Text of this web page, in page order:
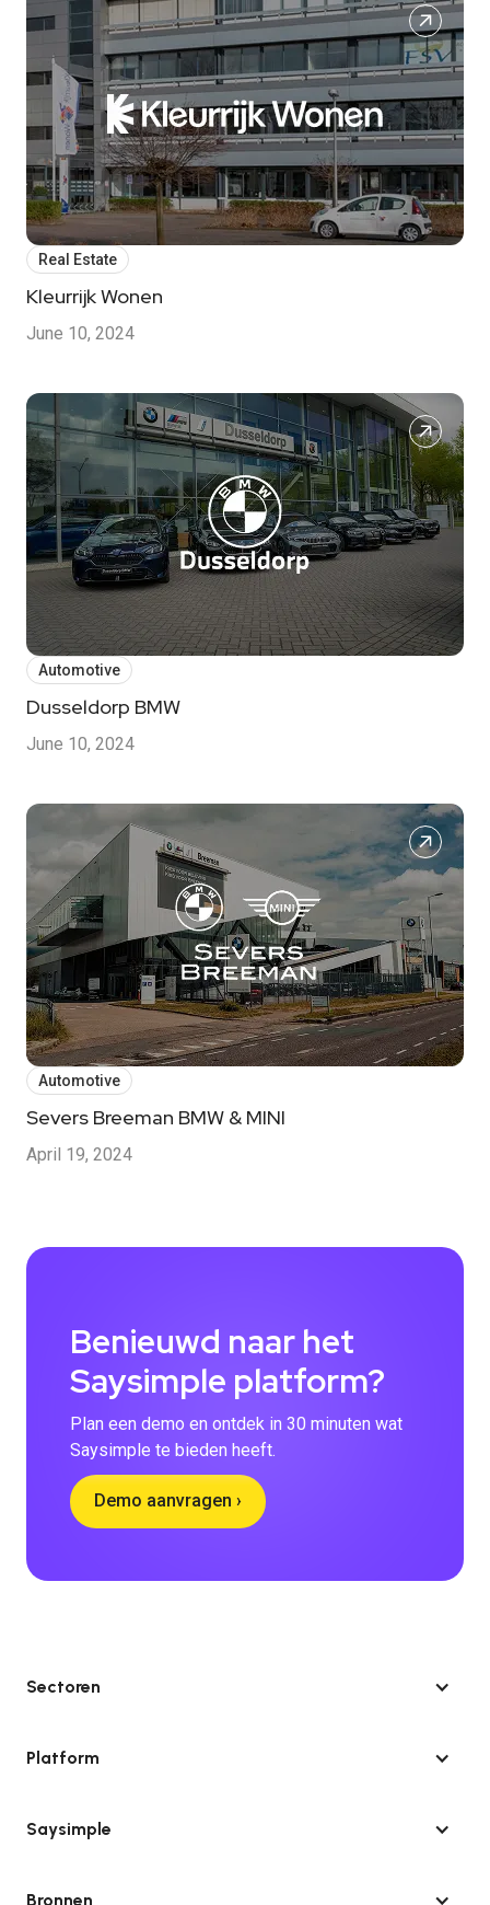
Real Estate
Kleurrijk Wonen
June 10, 2024
Automotive
Dusseldorp BMW
June 10, 2024
Automotive
Severs Breeman BMW & MINI
April 19, 2024
Benieuwd naar het
Saysimple platform?
Plan een demo en ontdek in 30 minuten wat
Saysimple te bieden heeft.
Demo aanvragen ›
Sectoren
Platform
Saysimple
Bronnen